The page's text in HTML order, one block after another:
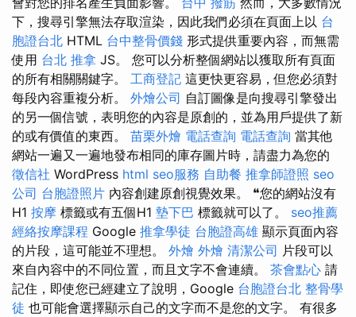
下，搜尋引擎無法存取渲染，因此我們必須在頁面上以 台
胞證台北 HTML 台中整骨價錢 形式提供重要內容，而無需
使用 台北 推拿 JS。 您可以分析整個網站以獲取所有頁面
的所有相關關鍵字。 工商登記 這更快更容易，但您必須對
每段內容重複分析。 外燴公司 自訂圖像是向搜尋引擎發出
的另一個信號，表明您的內容是原創的，並為用戶提供了新
的或有價值的東西。 苗栗外燴 電話查詢 電話查詢 當其他
網站一遍又一遍地發布相同的庫存圖片時，請盡力為您的
徵信社 WordPress html seo服務 自助餐 推拿師證照 seo
公司 台胞證照片 內容創建原創視覺效果。 ❝您的網站沒有
H1 按摩 標籤或有五個H1 墊下巴 標籤就可以了。 seo推薦
經絡按摩課程 Google 推拿學徒 台胞證高雄 顯示頁面內容
的片段，這可能並不理想。 外燴 外燴 清潔公司 片段可以
來自內容中的不同位置，而且文字不會連續。 茶會點心 請
記住，即使您已經建立了說明，Google 台胞證台北 整骨學
徒 也可能會選擇顯示自己的文字而不是您的文字。 有很多